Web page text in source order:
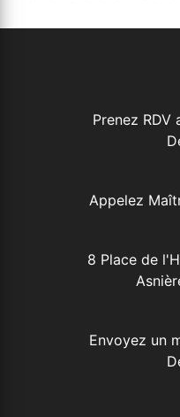
Prenez RDV
Appelez
8 Place de
Envoyez un